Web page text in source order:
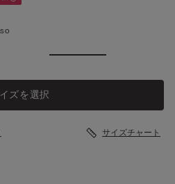
ズを選択
サイズチャート